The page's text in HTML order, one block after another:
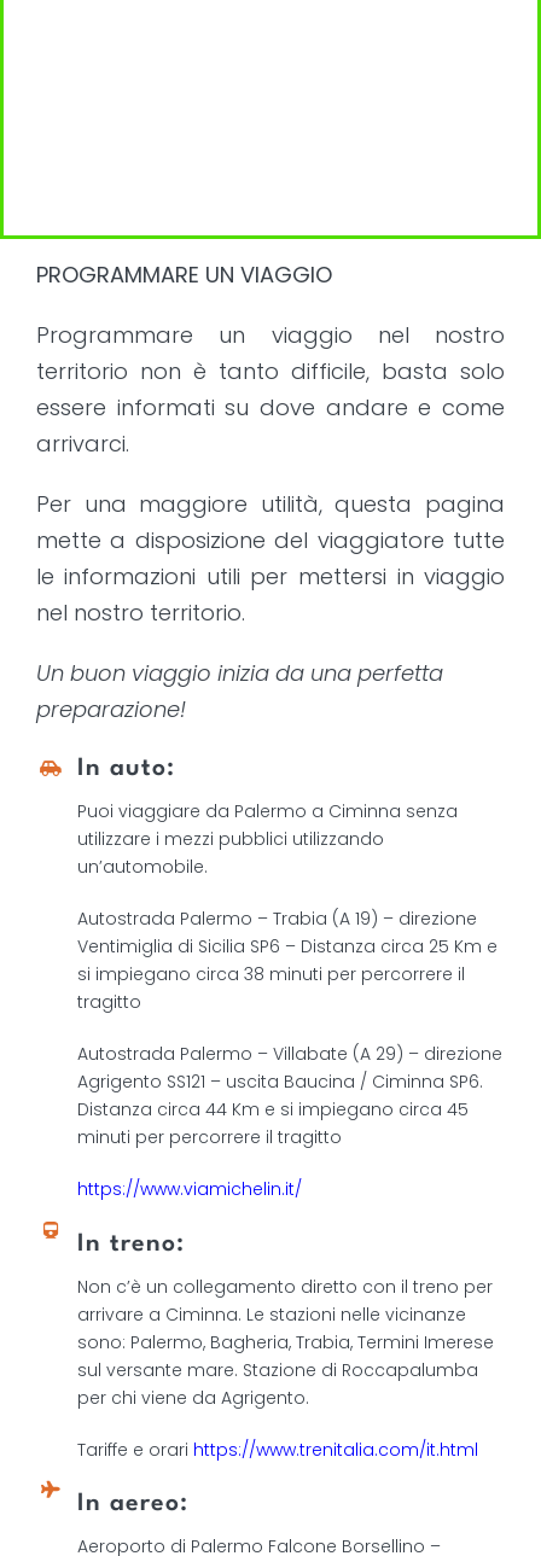
PROGRAMMARE UN VIAGGIO
Programmare un viaggio nel nostro
territorio non è tanto difficile, basta solo
essere informati su dove andare e come
arrivarci.
Per una maggiore utilità, questa pagina
mette a disposizione del viaggiatore tutte
le informazioni utili per mettersi in viaggio
nel nostro territorio.
Un buon viaggio inizia da una perfetta
preparazione!
In auto:
Puoi viaggiare da Palermo a Ciminna senza
utilizzare i mezzi pubblici utilizzando
un’automobile.
Autostrada Palermo – Trabia (A 19) – direzione
Ventimiglia di Sicilia SP6 – Distanza circa 25 Km e
si impiegano circa 38 minuti per percorrere il
tragitto
Autostrada Palermo – Villabate (A 29) – direzione
Agrigento SS121 – uscita Baucina / Ciminna SP6.
Distanza circa 44 Km e si impiegano circa 45
minuti per percorrere il tragitto
https://www.viamichelin.it/
In treno:
Non c’è un collegamento diretto con il treno per
arrivare a Ciminna. Le stazioni nelle vicinanze
sono: Palermo, Bagheria, Trabia, Termini Imerese
sul versante mare. Stazione di Roccapalumba
per chi viene da Agrigento.
Tariffe e orari https://www.trenitalia.com/it.html
In aereo:
Aeroporto di Palermo Falcone Borsellino –